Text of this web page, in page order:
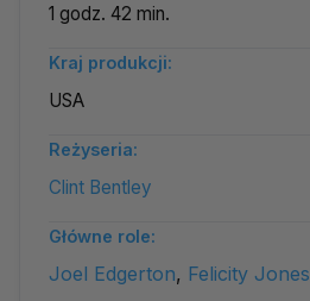
1 godz. 42 min.
Kraj produkcji:
USA
Reżyseria:
Clint Bentley
Główne role:
Joel Edgerton, Felicity Jones